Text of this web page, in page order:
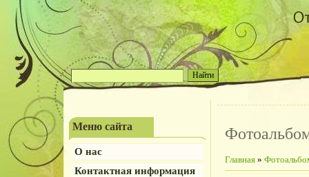
Меню сайта
О нас
Контактная информация
Главная »